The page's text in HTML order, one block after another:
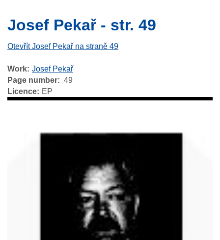
Josef Pekař - str. 49
Otevřít Josef Pekař na straně 49
Work Josef Pekař
Page number
49
Licence
EP